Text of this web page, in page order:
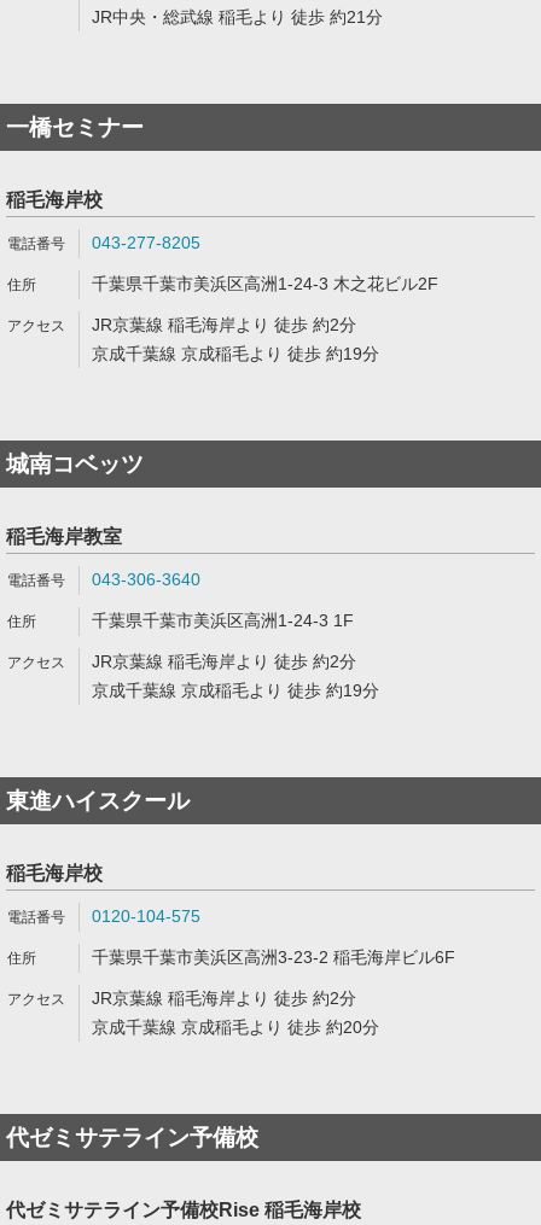
JR中央・総武線 稲毛より 徒歩 約21分
一橋セミナー
稲毛海岸校
043-277-8205
千葉県千葉市美浜区高洲1-24-3 木之花ビル2F
JR京葉線 稲毛海岸より 徒歩 約2分
京成千葉線 京成稲毛より 徒歩 約19分
城南コベッツ
稲毛海岸教室
043-306-3640
千葉県千葉市美浜区高洲1-24-3 1F
JR京葉線 稲毛海岸より 徒歩 約2分
京成千葉線 京成稲毛より 徒歩 約19分
東進ハイスクール
稲毛海岸校
0120-104-575
千葉県千葉市美浜区高洲3-23-2 稲毛海岸ビル6F
JR京葉線 稲毛海岸より 徒歩 約2分
京成千葉線 京成稲毛より 徒歩 約20分
代ゼミサテライン予備校
代ゼミサテライン予備校Rise 稲毛海岸校